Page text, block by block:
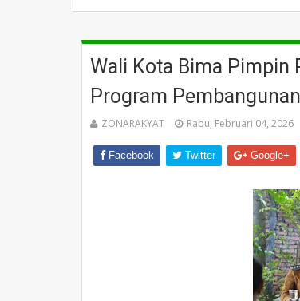
Langkah Kecil “Anak Guru” Raih Gelar Doktor
Wali Kota Bima Pimpin
Program Pembangunan
ZONARAKYAT Rabu, Februari 04, 2026
Facebook Twitter Google+